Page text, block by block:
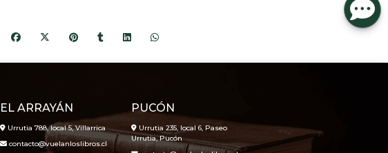
EL ARRAYÁN
Urrutia 788, local 5, Villarrica
contacto@vuelanloslibros.cl
PUCÓN
Urrutia 235, local 6, Paseo
Urrutia, Pucón